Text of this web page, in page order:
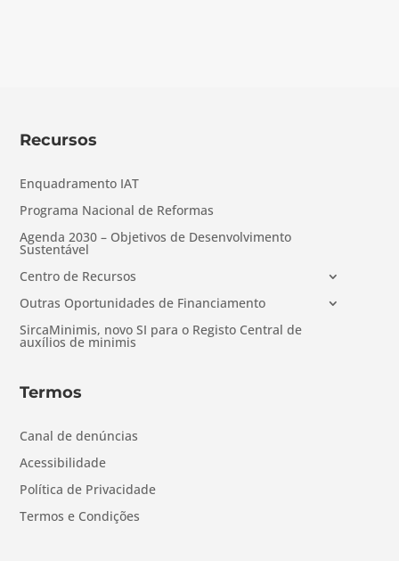
Recursos
Enquadramento IAT
Programa Nacional de Reformas
Agenda 2030 – Objetivos de Desenvolvimento
Sustentável
Centro de Recursos
Outras Oportunidades de Financiamento
SircaMinimis, novo SI para o Registo Central de
auxílios de minimis
Termos
Canal de denúncias
Acessibilidade
Política de Privacidade
Termos e Condições